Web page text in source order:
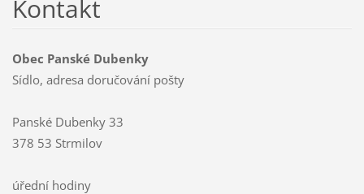
Kontakt
Obec Panské Dubenky
Sídlo, adresa doručování pošty
Panské Dubenky 33
378 53 Strmilov
úřední hodiny